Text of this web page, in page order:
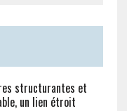
structurantes et
un lien étroit